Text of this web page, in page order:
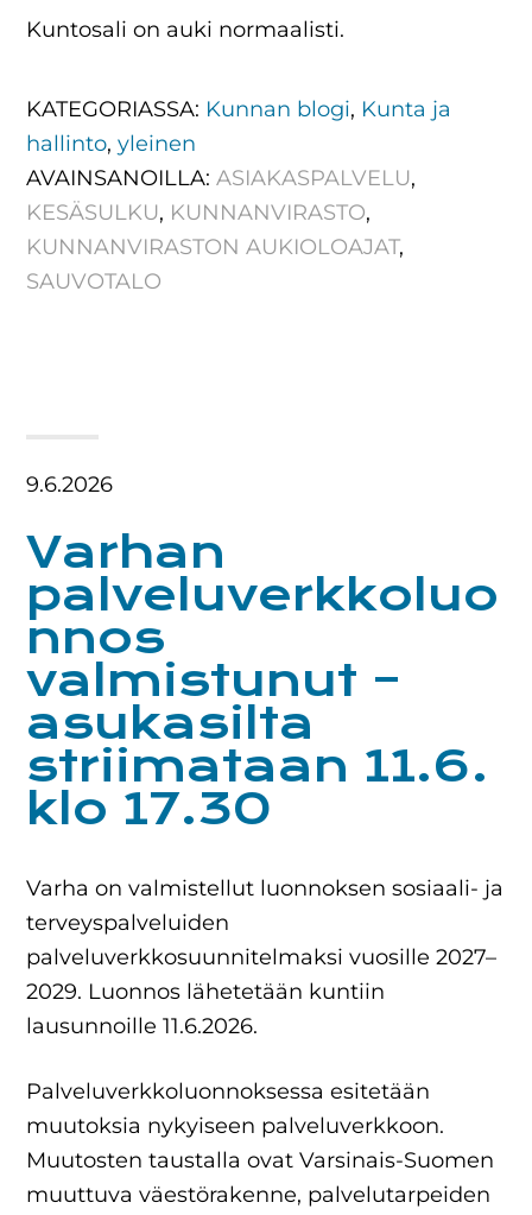
Kuntosali on auki normaalisti.
KATEGORIASSA: Kunnan blogi, Kunta ja
hallinto,yleinen
AVAINSANOILLA:ASIAKASPALVELU,
KESÄSULKU, KUNNANVIRASTO,
KUNNANVIRASTON AUKIOLOAJAT,
SAUVOTALO
9.6.2026
Varhan
palveluverkkoluo
nnos
valmistunut –
asukasilta
striimataan 11.6.
klo 17.30
Varha on valmistellut luonnoksen sosiaali- ja
terveyspalveluiden
palveluverkkosuunnitelmaksi vuosille 2027–
2029. Luonnos lähetetään kuntiin
lausunnoille 11.6.2026.
Palveluverkkoluonnoksessa esitetään
muutoksia nykyiseen palveluverkkoon.
Muutosten taustalla ovat Varsinais-Suomen
muuttuva väestörakenne, palvelutarpeiden